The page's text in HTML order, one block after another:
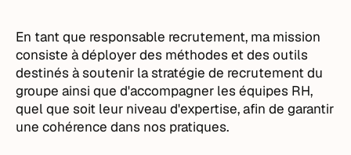
En tant que responsable recrutement, ma mission
consiste à déployer des méthodes et des outils
destinés à soutenir la stratégie de recrutement du
groupe ainsi que d'accompagner les équipes RH,
quel que soit leur niveau d'expertise, afin de garantir
une cohérence dans nos pratiques.